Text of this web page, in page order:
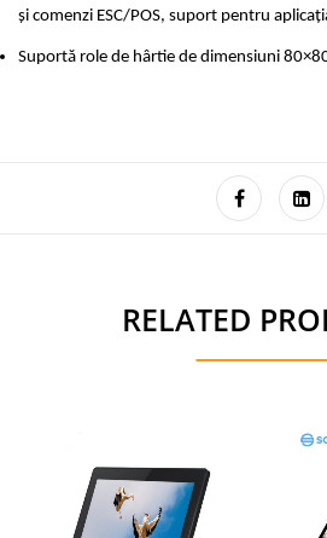
și comenzi ESC/POS, suport pentru
Suportă role de hârtie de dimensiuni
RELATED